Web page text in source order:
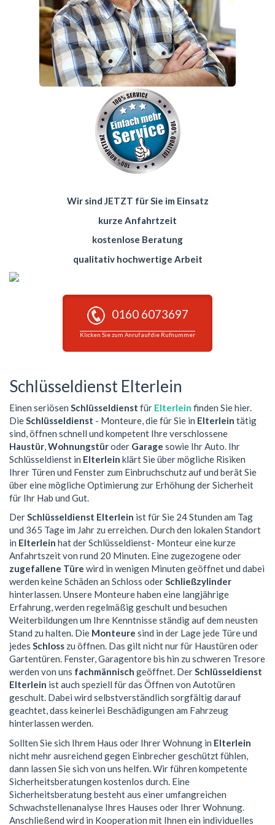
Wir sind JETZT für Sie im Einsatz
kurze Anfahrtzeit
kostenlose Beratung
qualitativ hochwertige Arbeit
0160 6073697
Klicken Sie zum Anruf auf die Rufnummer
Schlüsseldienst Elterlein
Einen seriösen Schlüsseldienst für Elterlein finden Sie hier.
DieSchlüsseldienst - Monteure, die für Sie in Elterlein tätig
sind, öffnen schnell und kompetent Ihre verschlossene
Haustür,Wohnungstüroder Garage sowie Ihr Auto. Ihr
Schlüsseldienst in Elterlein klärt Sie über mögliche Risiken
Ihrer Türen und Fenster zum Einbruchschutz auf und berät Sie
über eine mögliche Optimierung zur Erhöhung der Sicherheit
für Ihr Hab und Gut.
DerSchlüsseldienst Elterlein ist für Sie 24 Stunden am Tag
und 365 Tage im Jahr zu erreichen. Durch den lokalen Standort
in Elterlein hat der Schlüsseldienst- Monteur eine kurze
Anfahrtszeit von rund 20 Minuten. Eine zugezogene oder
zugefallene Türe wird in wenigen Minuten geöffnet und dabei
werden keine Schäden an Schloss oderSchließzylinder
hinterlassen. Unsere Monteure haben eine langjährige
Erfahrung, werden regelmäßig geschult und besuchen
Weiterbildungen um Ihre Kenntnisse ständig auf dem neusten
Stand zu halten. Die Monteure sind in der Lage jede Türe und
jedes Schloss zu öffnen. Das gilt nicht nur für Haustüren oder
Gartentüren. Fenster, Garagentore bis hin zu schweren Tresore
werden von uns fachmännisch geöffnet. DerSchlüsseldienst
Elterlein ist auch speziell für das Öffnen von Autotüren
geschult. Dabei wird selbstverständlich sorgfältig darauf
geachtet, dass keinerlei Beschädigungen am Fahrzeug
hinterlassen werden.
Sollten Sie sich Ihrem Haus oder Ihrer Wohnung in Elterlein
nicht mehr ausreichend gegen Einbrecher geschützt fühlen,
dann lassen Sie sich von uns helfen. Wir führen kompetente
Sicherheitsberatungen kostenlos durch. Eine
Sicherheitsberatung besteht aus einer umfangreichen
Schwachstellenanalyse Ihres Hauses oder Ihrer Wohnung.
Anschließend wird in Kooperation mit Ihnen ein individuelles